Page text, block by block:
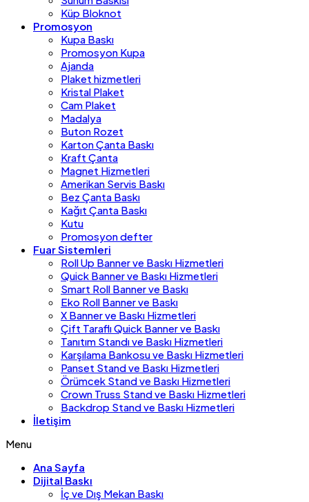
Küp Bloknot
Promosyon
Kupa Baskı
Promosyon Kupa
Ajanda
Plaket hizmetleri
Kristal Plaket
Cam Plaket
Madalya
Buton Rozet
Karton Çanta Baskı
Kraft Çanta
Magnet Hizmetleri
Amerikan Servis Baskı
Bez Çanta Baskı
Kağıt Çanta Baskı
Kutu
Promosyon defter
Fuar Sistemleri
Roll Up Banner ve Baskı Hizmetleri
Quick Banner ve Baskı Hizmetleri
Smart Roll Banner ve Baskı
Eko Roll Banner ve Baskı
X Banner ve Baskı Hizmetleri
Çift Taraflı Quick Banner ve Baskı
Tanıtım Standı ve Baskı Hizmetleri
Karşılama Bankosu ve Baskı Hizmetleri
Panset Stand ve Baskı Hizmetleri
Örümcek Stand ve Baskı Hizmetleri
Crown Truss Stand ve Baskı Hizmetleri
Backdrop Stand ve Baskı Hizmetleri
İletişim
Menu
Ana Sayfa
Dijital Baskı
İç ve Dış Mekan Baskı